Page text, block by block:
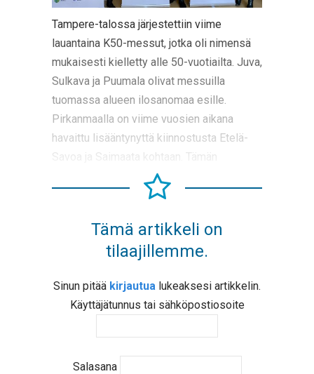
Tampere-talossa järjestettiin viime
lauantaina K50-messut, jotka oli nimensä
mukaisesti kielletty alle 50-vuotiailta. Juva,
Sulkava ja Puumala olivat messuilla
tuomassa alueen ilosanomaa esille.
Pirkanmaalla on viime vuosien aikana
havaittu lisääntynyttä kiinnostusta Etelä-
Savoa ja Saimaata kohtaan. Tämän
Tämä artikkeli on
tilaajillemme.
Sinun pitää kirjautua lukeaksesi artikkelin.
Käyttäjätunnus tai sähköpostiosoite
Salasana